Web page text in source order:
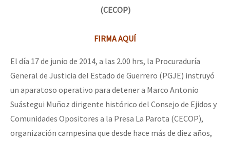
(CECOP)
FIRMA AQUÍ
El día 17 de junio de 2014, a las 2.00 hrs, la Procuraduría
General de Justicia del Estado de Guerrero (PGJE) instruyó
un aparatoso operativo para detener a Marco Antonio
Suástegui Muñoz dirigente histórico del Consejo de Ejidos y
Comunidades Opositores a la Presa La Parota (CECOP),
organización campesina que desde hace más de diez años,